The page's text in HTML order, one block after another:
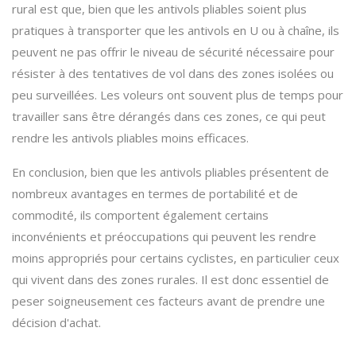
rural est que, bien que les antivols pliables soient plus
pratiques à transporter que les antivols en U ou à chaîne, ils
peuvent ne pas offrir le niveau de sécurité nécessaire pour
résister à des tentatives de vol dans des zones isolées ou
peu surveillées. Les voleurs ont souvent plus de temps pour
travailler sans être dérangés dans ces zones, ce qui peut
rendre les antivols pliables moins efficaces.
En conclusion, bien que les antivols pliables présentent de
nombreux avantages en termes de portabilité et de
commodité, ils comportent également certains
inconvénients et préoccupations qui peuvent les rendre
moins appropriés pour certains cyclistes, en particulier ceux
qui vivent dans des zones rurales. Il est donc essentiel de
peser soigneusement ces facteurs avant de prendre une
décision d'achat.